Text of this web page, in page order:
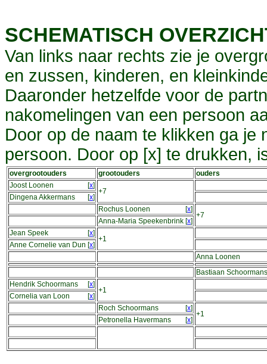
SCHEMATISCH
Van links naar rechts zie je
en zussen, kinderen, en
Daaronder hetzelfde voor de
nakomelingen van een persoon
Door op de naam te klikken ga je
persoon. Door op [x] te drukken,
overgrootouders grootouders
ouders
Joost Loonen
[x]
+7
Dingena Akkermans [x]
Rochus Loonen
[x]
+7
Anna-Maria Speekenbrink [x]
Jean Speek
[x]
+1
Anne Cornelie van Dun [x]
Anna Loonen
Bastiaan Schoormans
Hendrik Schoormans
[x]
+1
Cornelia van Loon [x]
Roch Schoormans
[x]
+1
Petronella Havermans [x]